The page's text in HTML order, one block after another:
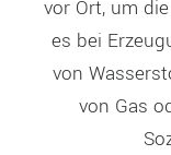
vor Ort, um
es bei
von
von Gas